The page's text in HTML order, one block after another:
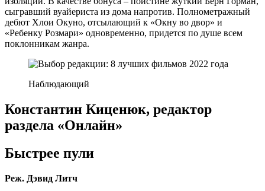
сыгравший вуайериста из дома напротив. Полнометражный
дебют Хлои Окуно, отсылающий к «Окну во двор» и
«Ребенку Розмари» одновременно, придется по душе всем
поклонникам жанра.
Наблюдающий
Константин Киценюк, редактор
раздела «Онлайн»
Быстрее пули
Реж. Дэвид Литч